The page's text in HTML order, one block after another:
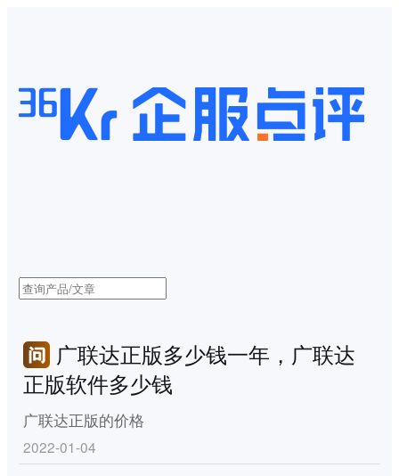
广联达正版多少钱一年，广联达
正版软件多少钱
广联达正版的价格
2022-01-04